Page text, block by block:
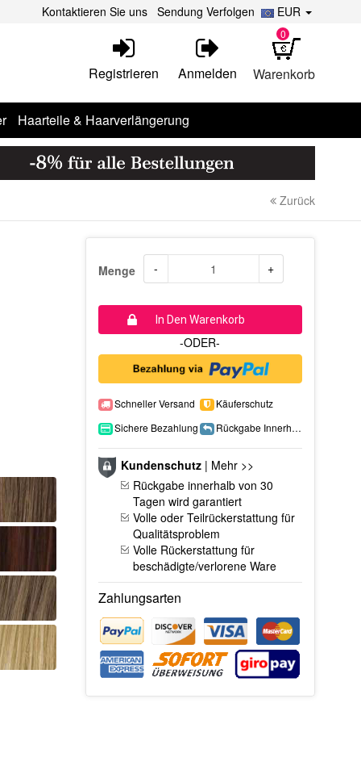
EUR
Kontaktieren Sie uns Sendung Verfolgen
Warenkorb
0
Registrieren Anmelden
Haarteile & Haarverlängerung
Zurück
Menge - +
In Den Warenkorb
-ODER-
Schneller Versand
Käuferschutz
Sichere Bezahlung
Rückgabe Innerhalb 15 Tage
Kundenschutz| Mehr >>
Rückgabe innerhalb von 30
Tagen wird garantiert
Volle oder Teilrückerstattung für
Qualitätsproblem
Volle Rückerstattung für
beschädigte/verlorene Ware
Zahlungsarten